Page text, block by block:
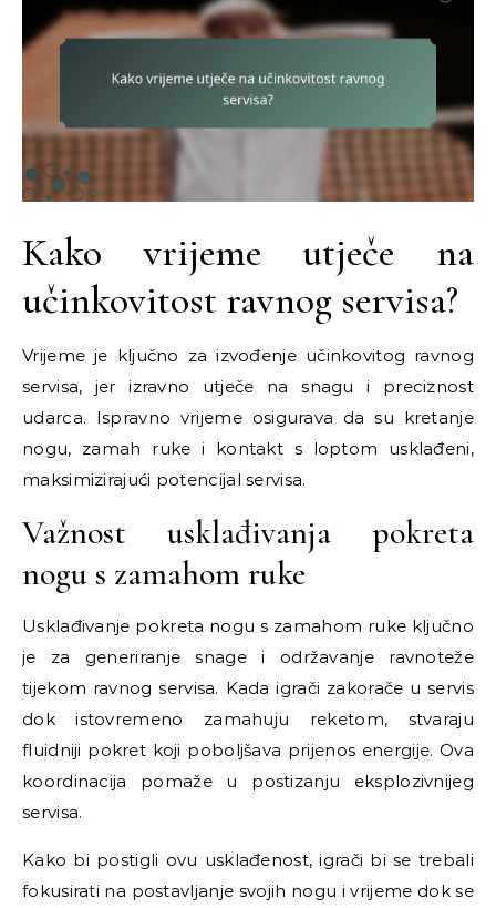
Kako vrijeme utječe na
učinkovitost ravnog servisa?
Vrijeme je ključno za izvođenje učinkovitog ravnog
servisa, jer izravno utječe na snagu i preciznost
udarca. Ispravno vrijeme osigurava da su kretanje
nogu, zamah ruke i kontakt s loptom usklađeni,
maksimizirajući potencijal servisa.
Važnost usklađivanja pokreta
nogu s zamahom ruke
Usklađivanje pokreta nogu s zamahom ruke ključno
je za generiranje snage i održavanje ravnoteže
tijekom ravnog servisa. Kada igrači zakorače u servis
dok istovremeno zamahuju reketom, stvaraju
fluidniji pokret koji poboljšava prijenos energije. Ova
koordinacija pomaže u postizanju eksplozivnijeg
servisa.
Kako bi postigli ovu usklađenost, igrači bi se trebali
fokusirati na postavljanje svojih nogu i vrijeme dok se